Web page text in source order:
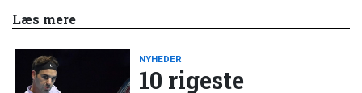
Læs mere
NYHEDER
10 rigeste